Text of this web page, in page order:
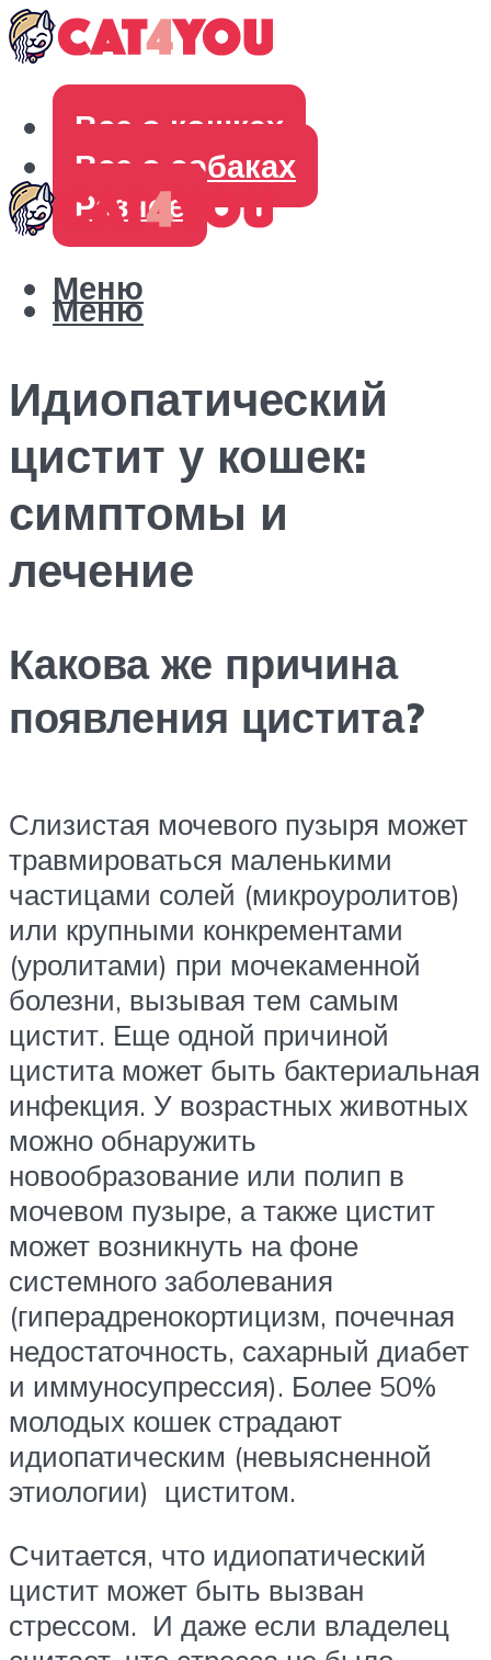
Все о кошках
Все о собаках
Разное
Меню
Меню
Идиопатический
цистит у кошек:
симптомы и
лечение
Какова же причина
появления цистита?
Слизистая мочевого пузыря может
травмироваться маленькими
частицами солей (микроуролитов)
или крупными конкрементами
(уролитами) при мочекаменной
болезни, вызывая тем самым
цистит. Еще одной причиной
цистита может быть бактериальная
инфекция. У возрастных животных
можно обнаружить
новообразование или полип в
мочевом пузыре, а также цистит
может возникнуть на фоне
системного заболевания
(гиперадренокортицизм, почечная
недостаточность, сахарный диабет
и иммуносупрессия). Более 50%
молодых кошек страдают
идиопатическим (невыясненной
этиологии) циститом.
Считается, что идиопатический
цистит может быть вызван
стрессом. И даже если владелец